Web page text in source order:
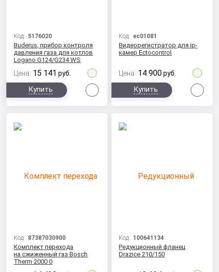
Код: 5176020
Buderus, прибор контроля
давления газа для котлов
Logano G124/G234 WS
Цена: 15 141 руб.
Купить
Код: ec01081
Видеорегистратор для ip-
камер Ectocontrol
Цена: 14 900 руб.
Купить
Код: 87387030900
Комплект перехода
на сжиженный газ Bosch
Therm 2000 0
Код: 100641134
Редукционный фланец
Drazice 210/150